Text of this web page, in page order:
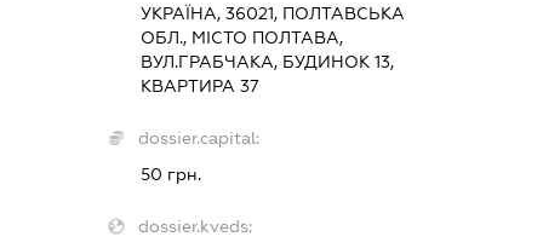
УКРАЇНА, 36021, ПОЛТАВСЬКА
ОБЛ., МІСТО ПОЛТАВА,
ВУЛ.ГРАБЧАКА, БУДИНОК 13,
КВАРТИРА 37
dossier.capital:
50 грн.
dossier.kveds: